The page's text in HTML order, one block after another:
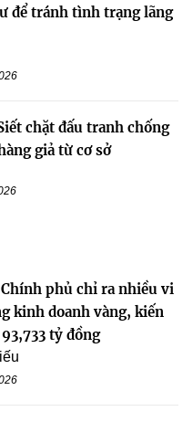
để tránh tình trạng lãng
chặt đấu tranh chống
giả từ cơ sở
phủ chỉ ra nhiều vi
kinh doanh vàng, kiến
tỷ đồng